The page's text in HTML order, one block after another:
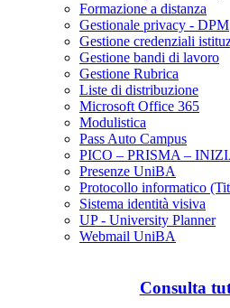
Formazione a distanza
Gestionale privacy - DPM
Gestione credenziali
Gestione bandi di lavoro
Gestione Rubrica
Liste di distribuzione
Microsoft Office 365
Modulistica
Pass Auto Campus
PICO – PRISMA –
Presenze UniBA
Protocollo informatico
Sistema identità visiva
UP - University Planner
Webmail UniBA
Consulta